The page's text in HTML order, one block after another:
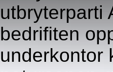
utbryterparti
bedrifiten
underkontor